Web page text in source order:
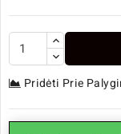
Pridėti Prie